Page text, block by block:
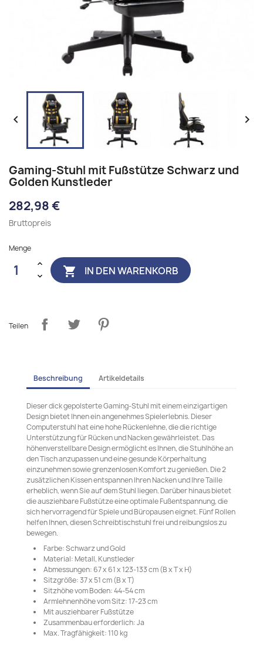
 
Gaming-Stuhl mit Fußstütze Schwarz und
Golden Kunstleder
282,98 €
Bruttopreis
Menge
 IN DEN WARENKORB
Teilen
Beschreibung Artikeldetails
Dieser dick gepolsterte Gaming-Stuhl mit einem einzigartigen
Design bietet Ihnen ein angenehmes Spielerlebnis. Dieser
Computerstuhl hat eine hohe Rückenlehne, die die richtige
Unterstützung für Rücken und Nacken gewährleistet. Das
höhenverstellbare Design ermöglicht es Ihnen, die Stuhlhöhe an
den Tisch anzupassen und eine gesunde Körperhaltung
einzunehmen sowie grenzenlosen Komfort zu genießen. Die 2
zusätzlichen Kissen entspannen Ihren Nacken und Ihre Taille
erheblich, wenn Sie auf dem Stuhl liegen. Darüber hinaus bietet
die ausziehbare Fußstütze eine optimale Fußentspannung, die
sich hervorragend für Spiele und Büropausen eignet. Fünf Rollen
helfen Ihnen, diesen Schreibtischstuhl frei und reibungslos zu
bewegen.
Farbe: Schwarz und Gold
Material: Metall, Kunstleder
Abmessungen: 67 x 61 x 123-133 cm (B x T x H)
Sitzgröße: 37 x 51 cm (B x T)
Sitzhöhe vom Boden: 44-54 cm
Armlehnenhöhe vom Sitz: 17-23 cm
Mit ausziehbarer Fußstütze
Zusammenbau erforderlich: Ja
Max. Tragfähigkeit: 110 kg